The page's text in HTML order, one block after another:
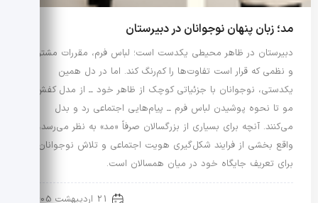
مد؛ زبان پنهان نوجوانان در دبیرستان
دبیرستان در ظاهر محیطی یکدست است؛ لباس فرم، مقررات مشترک
و نظمی که قرار است تفاوت‌ها را کم‌رنگ کند. اما در دل همین
یکدستی، نوجوانان با جزئیاتی کوچک از ظاهر خود ــ از مدل کفش و
مو تا نحوه پوشیدن لباس فرم ــ پیام‌هایی اجتماعی رد و بدل
می‌کنند. آنچه برای بسیاری از بزرگسالان صرفاً «مد» به نظر می‌رسد، در
واقع بخشی از فرایند شکل‌گیری هویت اجتماعی و تلاش نوجوانان
برای تعریف جایگاه خود در میان همسالان است.
21 اردیبهشت 1405